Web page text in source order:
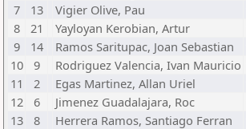
7
13 Vigier Olive, Pau
8
21 Yayloyan Kerobian, Artur
9
14 Ramos Saritupac, Joan Sebastian
10
9 Rodriguez Valencia, Ivan Mauricio
11
2 Egas Martinez, Allan Uriel
12
6 Jimenez Guadalajara, Roc
13
8 Herrera Ramos, Santiago Ferran